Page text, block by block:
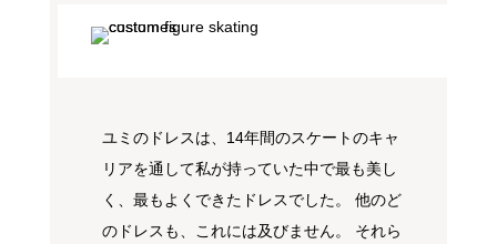
ユミのドレスは、14年間のスケートのキャ
リアを通して私が持っていた中で最も美し
く、最もよくできたドレスでした。 他のど
のドレスも、これには及びません。 それら